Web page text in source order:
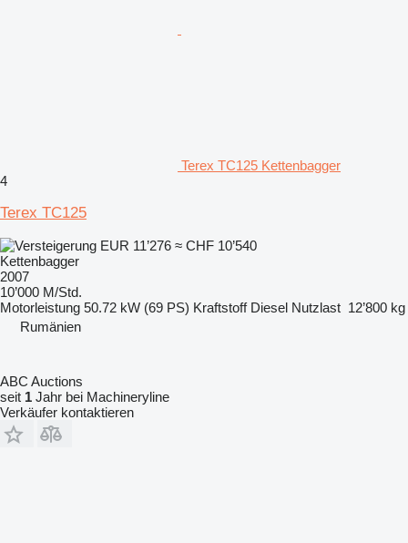
Terex TC125 Kettenbagger
4
Terex TC125
EUR 11’276 ≈ CHF 10’540
Kettenbagger
2007
10’000 M/Std.
Motorleistung 50.72 kW (69 PS) Kraftstoff Diesel Nutzlast 12’800 kg
Rumänien
ABC Auctions
seit 1 Jahr bei Machineryline
Verkäufer kontaktieren